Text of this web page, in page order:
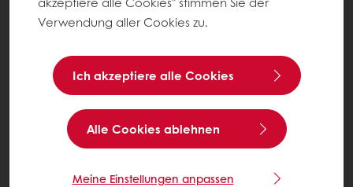
Carat Supercrem Pistachio
Verwendung aller Cookies zu.
Ich akzeptiere alle Cookies
Alle Cookies ablehnen
Meine Einstellungen anpassen